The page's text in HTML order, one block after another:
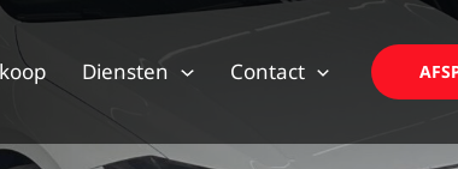
Diensten Contact